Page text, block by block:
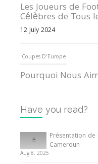
Les Joueurs de
Célèbres de Tous
12 July 2024
Coupes D'Europe
Pourquoi Nous
Internationales
Tout ce que vous
d’Afrique des
10 May 2024
Have you read?
Présentation
Cameroun
Aug 8, 2025